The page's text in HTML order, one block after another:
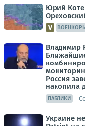
Юрий
Владимир
Россия
накопила
ПАБЛИКИ
Украине